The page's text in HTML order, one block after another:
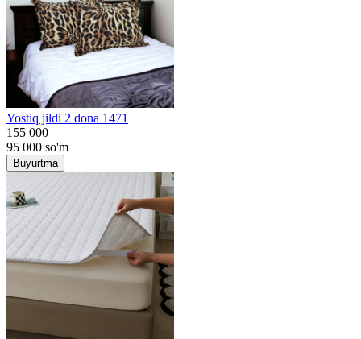
Yostiq jildi 2 dona 1471
155 000
95 000 so'm
Buyurtma